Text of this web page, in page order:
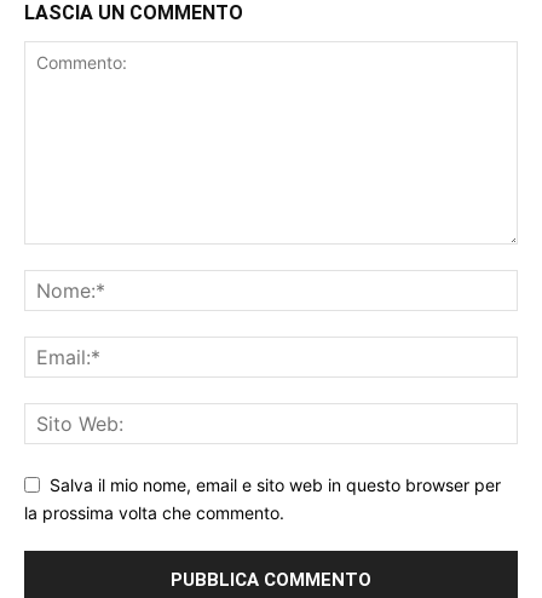
LASCIA UN COMMENTO
Salva il mio nome, email e sito web in questo browser per
la prossima volta che commento.